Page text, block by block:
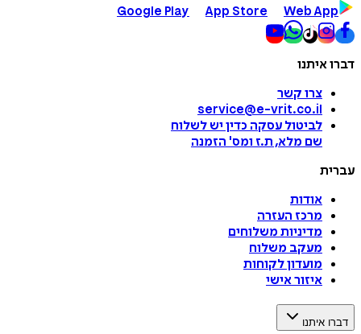
Google Play
App Store Web App
דברו איתנו
צרו קשר
service@e-vrit.co.il
לביטול עסקה כדין יש לשלוח
שם מלא, ת.ז ומס' הזמנה
עברית
אודות
מרכז העזרה
מדיניות משלוחים
מעקב משלוח
מועדון לקוחות
איזור אישי
דברו איתנו